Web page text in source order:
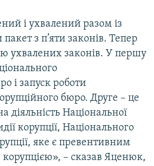
і ухвалений разом із
з п’яти законів. Тепер
ухвалених законів. У першу
і запуск роботи
бюро. Друге – це
діяльність Національної
корупції, Національного
яке є превентивним
корупцією», – сказав Яценюк,